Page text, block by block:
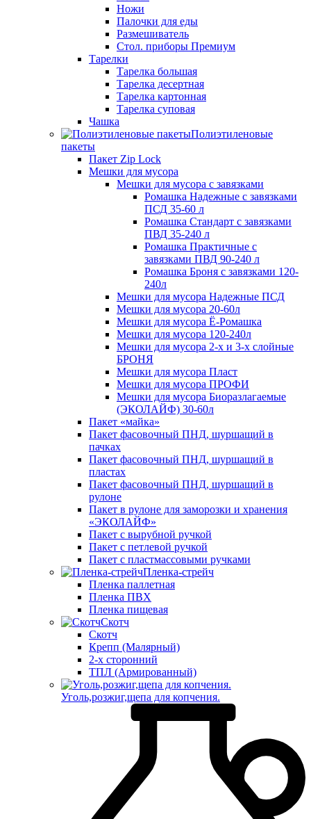
Ножи
Палочки для еды
Размешиватель
Стол. приборы Премиум
Тарелки
Тарелка большая
Тарелка десертная
Тарелка картонная
Тарелка суповая
Чашка
Полиэтиленовые
пакеты
Пакет Zip Lock
Мешки для мусора
Мешки для мусора с завязками
Ромашка Надежные с завязками
ПСД 35-60 л
Ромашка Стандарт с завязками
ПВД 35-240 л
Ромашка Практичные с
завязками ПВД 90-240 л
Ромашка Броня с завязками 120-
240л
Мешки для мусора Надежные ПСД
Мешки для мусора 20-60л
Мешки для мусора Ё-Ромашка
Мешки для мусора 120-240л
Мешки для мусора 2-х и 3-х слойные
БРОНЯ
Мешки для мусора Пласт
Мешки для мусора ПРОФИ
Мешки для мусора Биоразлагаемые
(ЭКОЛАЙФ) 30-60л
Пакет «майка»
Пакет фасовочный ПНД, шуршащий в
пачках
Пакет фасовочный ПНД, шуршащий в
пластах
Пакет фасовочный ПНД, шуршащий в
рулоне
Пакет в рулоне для заморозки и хранения
«ЭКОЛАЙФ»
Пакет с вырубной ручкой
Пакет с петлевой ручкой
Пакет с пластмассовыми ручками
Пленка-стрейч
Пленка паллетная
Пленка ПВХ
Пленка пищевая
Скотч
Скотч
Крепп (Малярный)
2-х сторонний
ТПЛ (Армированный)
Уголь,розжиг,щепа для копчения.